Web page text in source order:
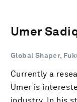
Umer
Global Shaper,
Currently a
Umer is